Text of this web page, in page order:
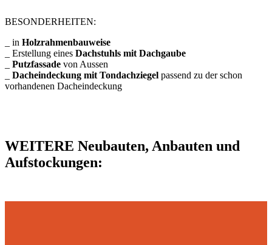
BESONDERHEITEN:
_ in Holzrahmenbauweise
_ Erstellung eines Dachstuhls mit Dachgaube
Putzfassade von Aussen
Dacheindeckung mit Tondachziegel passend zu der schon
vorhandenen Dacheindeckung
WEITERE Neubauten, Anbauten und
Aufstockungen: